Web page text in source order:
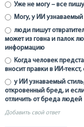
Уже не могу – все
Могу, у ИИ узнаваемый
люди пишут
может из говна и палок
информацию
Когда человек
вносит правки в ИИ-
у ИИ узнаваемый
откровенный бред, и
отличить от бреда людей
Добавить свой ответ